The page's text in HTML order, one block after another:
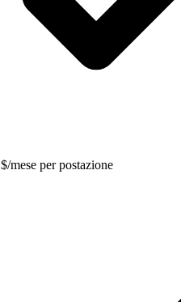
$/mese per postazione